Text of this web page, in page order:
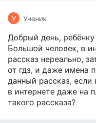
У Ученик
Добрый день,
Большой человек, в
рассказ нереально,
от гдз, и даже имена
данный рассказ, если
в интернете даже на
такого рассказа?